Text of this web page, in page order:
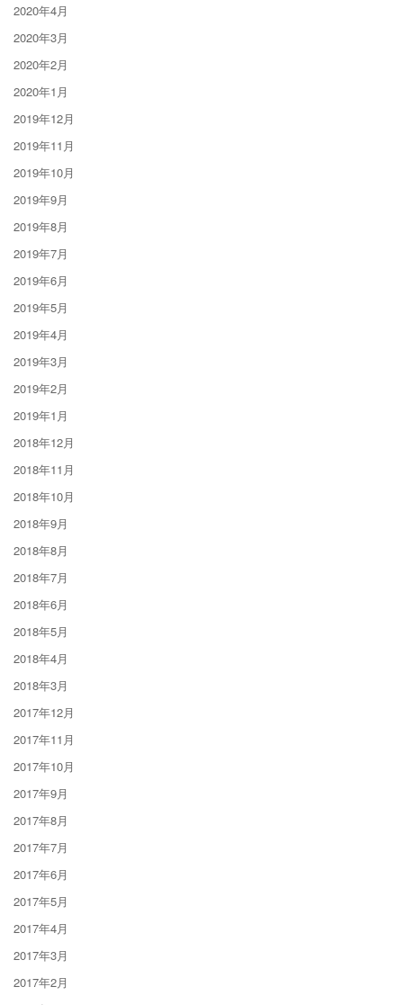
2020年4月
2020年3月
2020年2月
2020年1月
2019年12月
2019年11月
2019年10月
2019年9月
2019年8月
2019年7月
2019年6月
2019年5月
2019年4月
2019年3月
2019年2月
2019年1月
2018年12月
2018年11月
2018年10月
2018年9月
2018年8月
2018年7月
2018年6月
2018年5月
2018年4月
2018年3月
2017年12月
2017年11月
2017年10月
2017年9月
2017年8月
2017年7月
2017年6月
2017年5月
2017年4月
2017年3月
2017年2月